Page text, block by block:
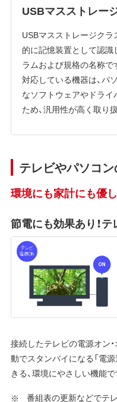
USBマスストレー
USBマスストレージクラ
的に記憶装置として認識
ラムおよび規格の名称で
対応している機器は、パ
なソフトウェアやドラ
ため、汎用性が高く取り
テレビやパソコ
環境にも家計にも優
節電にも効果あり！テ
接続したテレビの電源オン
動でスタンバイになる「電
きる、環境にやさしい機能で
番組表の更新などでテ